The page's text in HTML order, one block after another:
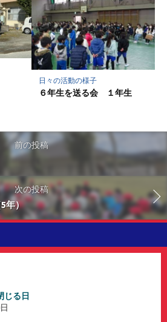
日々の活動の様子
６年生を送る会 １年生
前の投稿
次の投稿
年）
じる日